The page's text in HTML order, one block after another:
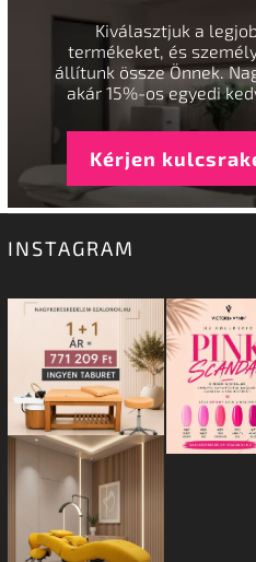
Kiválasztjuk a
termékeket, és
állítunk össze Önnek.
akár 15%-os egyedi
Kérjen
INSTAGRAM